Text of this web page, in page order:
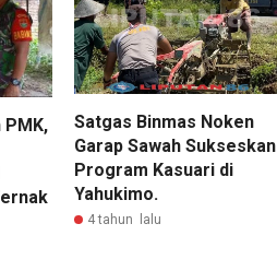
Satgas Binmas Noken
Garap Sawah Sukseskan
Program Kasuari di
Yahukimo.
4 tahun lalu